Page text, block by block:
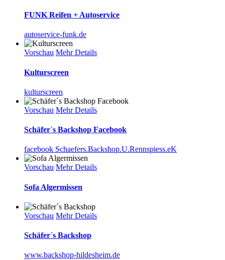
FUNK Reifen + Autoservice
autoservice-funk.de
Vorschau Mehr Details
Kulturscreen
kulturscreen
Vorschau Mehr Details
Schäfer´s Backshop Facebook
facebook Schaefers.Backshop.U.Rennspiess.eK
Vorschau Mehr Details
Sofa Algermissen
Vorschau Mehr Details
Schäfer´s Backshop
www.backshop-hildesheim.de